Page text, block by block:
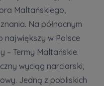
Maltańskiego,
Na północnym
największy w Polsce
Termy Maltańskie.
wyciąg narciarski,
Jedną z pobliskich
ukraińskim (Замовляю
отримати доступ до
послуг товариством гк